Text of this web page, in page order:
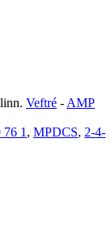
Veftré - AMP
76 1 , MPDCS, 2-4-